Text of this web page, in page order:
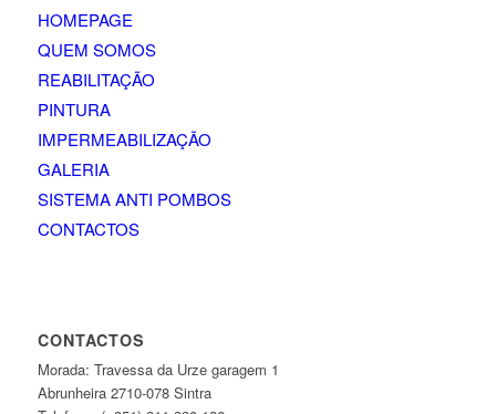
HOMEPAGE
QUEM SOMOS
REABILITAÇÃO
PINTURA
IMPERMEABILIZAÇÃO
GALERIA
SISTEMA ANTI POMBOS
CONTACTOS
CONTACTOS
Morada: Travessa da Urze garagem 1
Abrunheira 2710-078 Sintra